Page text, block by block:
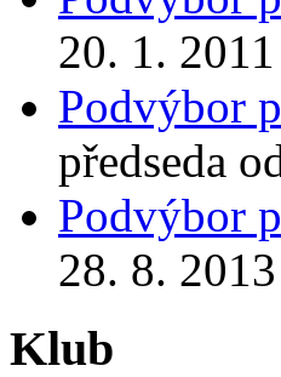
20. 1.
Podvýbor
předseda
Podvýbor
28. 8. 2013
Klub